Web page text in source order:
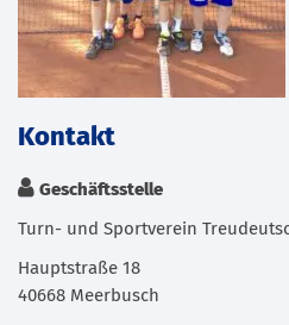
Kontakt
Geschäftsstelle
Turn- und Sportverein
Hauptstraße 18
40668 Meerbusch